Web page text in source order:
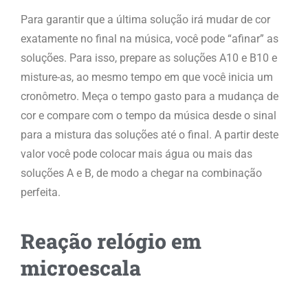
Para garantir que a última solução irá mudar de cor
exatamente no final na música, você pode “afinar” as
soluções. Para isso, prepare as soluções A10 e B10 e
misture-as, ao mesmo tempo em que você inicia um
cronômetro. Meça o tempo gasto para a mudança de
cor e compare com o tempo da música desde o sinal
para a mistura das soluções até o final. A partir deste
valor você pode colocar mais água ou mais das
soluções A e B, de modo a chegar na combinação
perfeita.
Reação relógio em
microescala